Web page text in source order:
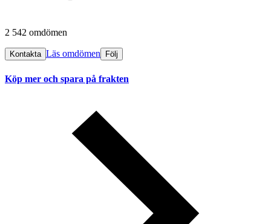
2 542 omdömen
Kontakta Läs omdömen Följ
Köp mer och spara på frakten